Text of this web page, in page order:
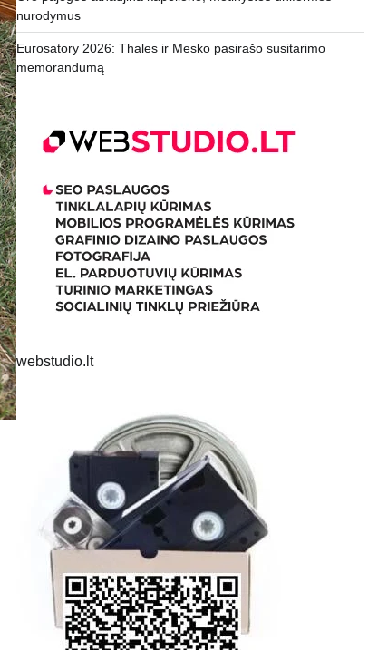
nurodymus
Eurosatory 2026: Thales ir Mesko pasirašo susitarimo
memorandumą
webstudio.lt